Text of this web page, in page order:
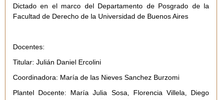
Dictado en el marco del Departamento de Posgrado de la
Facultad de Derecho de la Universidad de Buenos Aires
Docentes:
Titular: Julián Daniel Ercolini
Coordinadora: María de las Nieves Sanchez Burzomi
Plantel Docente: María Julia Sosa, Florencia Villela, Diego